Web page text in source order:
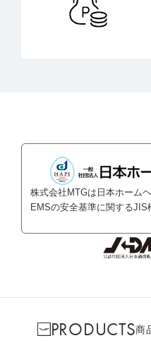
株式会社MTGは日本ホーム
EMSの安全基準に関するJIS
PRODUCTS商